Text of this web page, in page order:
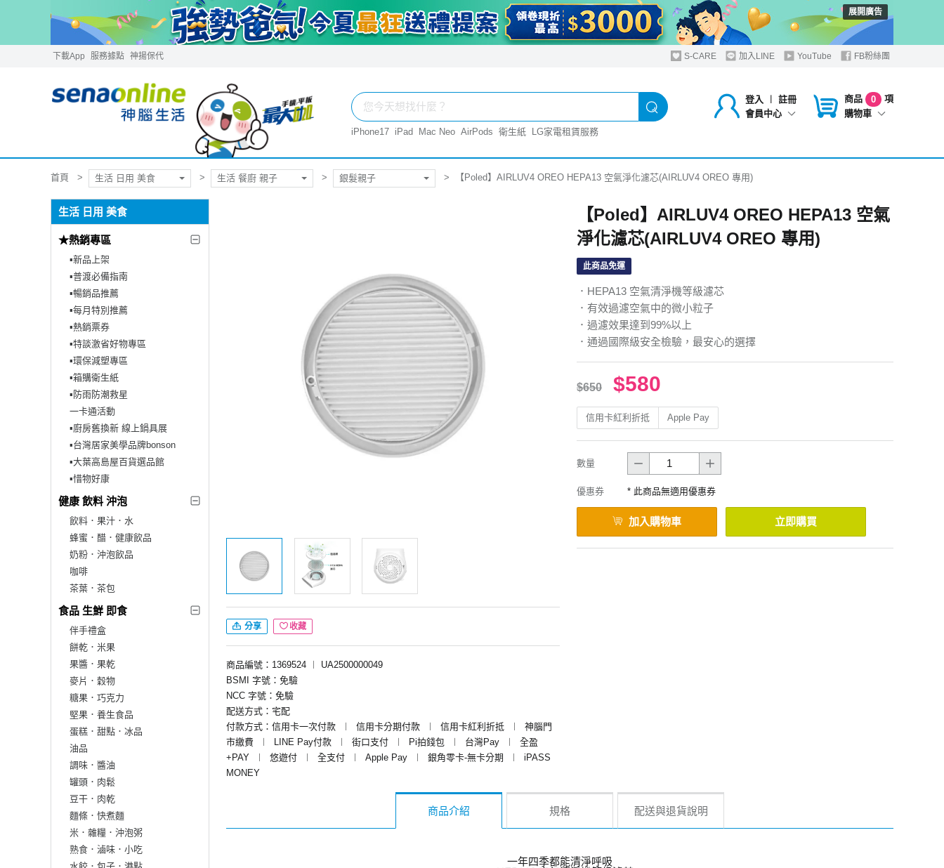
展開廣告
下載App 服務據點 神揚保代 S-CARE 加入LINE YouTube FB粉絲團
登入 ︱
註冊
會員中心
商品 0
項
購物車
iPhone17 iPad Mac Neo AirPods 衛生紙 LG家電租賃服務
首頁 生活 日用 美食 生活 餐廚 親子 銀髮親子 【Poled】AIRLUV4 OREO HEPA13 空氣淨化濾芯(AIRLUV4 OREO 專用)
生活 日用 美食
★熱銷專區
▪︎新品上架
▪︎普渡必備指南
▪︎暢銷品推薦
▪︎每月特別推薦
▪︎熱銷票券
▪︎特談激省好物專區
▪︎環保減塑專區
▪︎箱購衛生紙
▪︎防雨防潮救星
一卡通活動
▪︎廚房舊換新 線上鍋具展
▪︎台灣居家美學品牌bonson
▪︎大葉高島屋百貨選品館
▪︎惜物好康
健康 飲料 沖泡
飲料．果汁．水
蜂蜜．醋．健康飲品
奶粉．沖泡飲品
咖啡
茶葉．茶包
食品 生鮮 即食
伴手禮盒
餅乾．米果
果醬．果乾
麥片．穀物
糖果．巧克力
堅果．養生食品
蛋糕．甜點．冰品
油品
調味．醬油
罐頭．肉鬆
豆干．肉乾
麵條．快煮麵
米．雜糧．沖泡粥
熟食．滷味．小吃
分享 收藏
商品編號：1369524 ︱
UA2500000049
BSMI 字號：免驗
NCC 字號：免驗
配送方式：宅配
付款方式：信用卡一次付款
︱ 信用卡分期付款 ︱ 信用卡紅利折抵 ︱
神腦門
市繳費
︱ LINE Pay付款 ︱ 街口支付 ︱ Pi拍錢包 ︱ 台灣Pay ︱
全盈
+PAY
︱ 悠遊付 ︱ 全支付 ︱ Apple Pay ︱ 銀角零卡-無卡分期 ︱
iPASS
MONEY
【Poled】AIRLUV4 OREO HEPA13 空氣
淨化濾芯(AIRLUV4 OREO 專用)
此商品免運
．HEPA13 空氣清淨機等級濾芯
．有效過濾空氣中的微小粒子
．過濾效果達到99%以上
．通過國際級安全檢驗，最安心的選擇
$650 $580
信用卡紅利折抵 Apple Pay
數量
優惠券 * 此商品無適用優惠券
加入購物車 立即購買
商品介紹 規格 配送與退貨說明
一年四季都能清淨呼吸